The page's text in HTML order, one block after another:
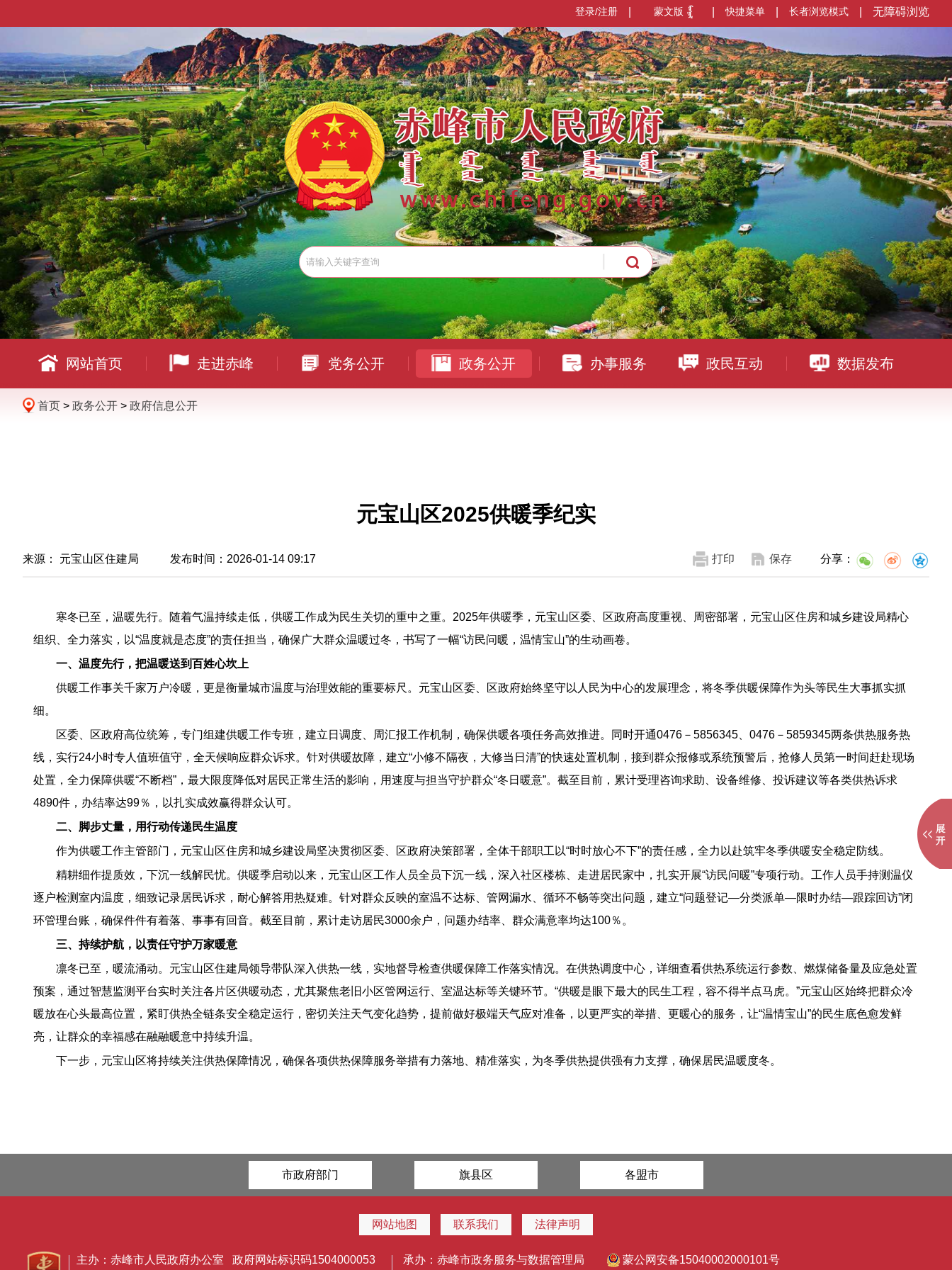
无障碍浏览
长者浏览模式
快捷菜单
蒙文版
登录/注册
网站首页 走进赤峰 党务公开 政务公开 办事服务 政民互动 数据发布
首页 > 政务公开 > 政府信息公开
元宝山区2025供暖季纪实
来源： 元宝山区住建局 发布时间：2026-01-14 09:17 打印 保存 分享：
寒冬已至，温暖先行。随着气温持续走低，供暖工作成为民生关切的重中之重。2025年供暖季，元宝山区委、区政府高度重视、周密部署，元宝山区住房和城乡建设局精心
组织、全力落实，以“温度就是态度”的责任担当，确保广大群众温暖过冬，书写了一幅“访民问暖，温情宝山”的生动画卷。
一、温度先行，把温暖送到百姓心坎上
供暖工作事关千家万户冷暖，更是衡量城市温度与治理效能的重要标尺。元宝山区委、区政府始终坚守以人民为中心的发展理念，将冬季供暖保障作为头等民生大事抓实抓
细。
区委、区政府高位统筹，专门组建供暖工作专班，建立日调度、周汇报工作机制，确保供暖各项任务高效推进。同时开通0476－5856345、0476－5859345两条供热服务热
线，实行24小时专人值班值守，全天候响应群众诉求。针对供暖故障，建立“小修不隔夜，大修当日清”的快速处置机制，接到群众报修或系统预警后，抢修人员第一时间赶赴现场
处置，全力保障供暖“不断档”，最大限度降低对居民正常生活的影响，用速度与担当守护群众“冬日暖意”。截至目前，累计受理咨询求助、设备维修、投诉建议等各类供热诉求
4890件，办结率达99％，以扎实成效赢得群众认可。
二、脚步丈量，用行动传递民生温度
作为供暖工作主管部门，元宝山区住房和城乡建设局坚决贯彻区委、区政府决策部署，全体干部职工以“时时放心不下”的责任感，全力以赴筑牢冬季供暖安全稳定防线。
精耕细作提质效，下沉一线解民忧。供暖季启动以来，元宝山区工作人员全员下沉一线，深入社区楼栋、走进居民家中，扎实开展“访民问暖”专项行动。工作人员手持测温仪
逐户检测室内温度，细致记录居民诉求，耐心解答用热疑难。针对群众反映的室温不达标、管网漏水、循环不畅等突出问题，建立“问题登记—分类派单—限时办结—跟踪回访”闭
环管理台账，确保件件有着落、事事有回音。截至目前，累计走访居民3000余户，问题办结率、群众满意率均达100％。
三、持续护航，以责任守护万家暖意
凛冬已至，暖流涌动。元宝山区住建局领导带队深入供热一线，实地督导检查供暖保障工作落实情况。在供热调度中心，详细查看供热系统运行参数、燃煤储备量及应急处置
预案，通过智慧监测平台实时关注各片区供暖动态，尤其聚焦老旧小区管网运行、室温达标等关键环节。“供暖是眼下最大的民生工程，容不得半点马虎。”元宝山区始终把群众冷
暖放在心头最高位置，紧盯供热全链条安全稳定运行，密切关注天气变化趋势，提前做好极端天气应对准备，以更严实的举措、更暖心的服务，让“温情宝山”的民生底色愈发鲜
亮，让群众的幸福感在融融暖意中持续升温。
下一步，元宝山区将持续关注供热保障情况，确保各项供热保障服务举措有力落地、精准落实，为冬季供热提供强有力支撑，确保居民温暖度冬。
市政府部门 旗县区 各盟市
网站地图 联系我们 法律声明
主办：赤峰市人民政府办公室 政府网站标识码1504000053 承办：赤峰市政务服务与数据管理局 蒙公网安备15040002000101号